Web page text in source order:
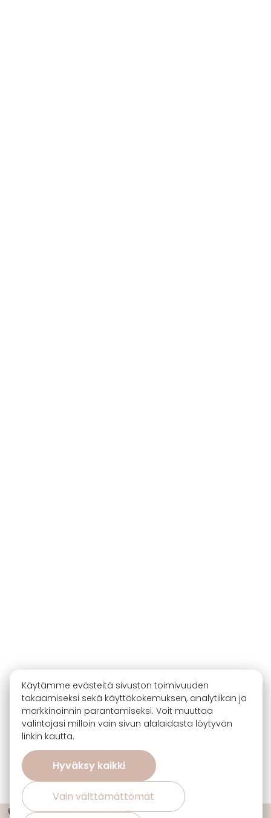
🔖 Ota 3, maksa 2 sisustuskankaiden uutuuksista ja suosikeista!
Käytämme evästeitä sivuston toimivuuden
takaamiseksi sekä käyttökokemuksen, analytiikan ja
markkinoinnin parantamiseksi. Voit muuttaa
valintojasi milloin vain sivun alalaidasta löytyvän
linkin kautta.
Hyväksy kaikki
Vain välttämättömät